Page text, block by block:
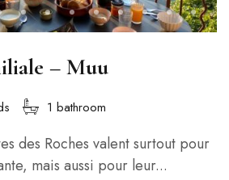
– Muu
1 bathroom
des Roches valent surtout pour
mais aussi pour leur...